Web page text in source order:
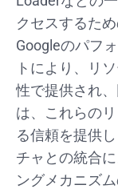
クセスするた
Googleのパフ
トにより、リ
性で提供され
は、これらの
る信頼を提供
チャとの統合
ングメカニズ